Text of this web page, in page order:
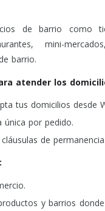
de barrio como
mini-
barrio.
atender los
tus domicilios desde
única por pedido.
de permanencia.
y barrios